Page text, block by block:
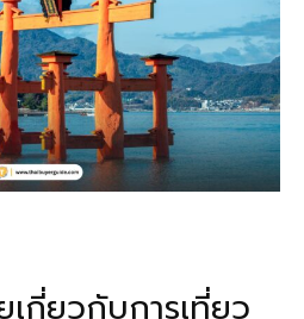
กี่ยวกับการเที่ยว